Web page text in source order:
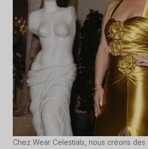
Chez Wear Celestials, nous créons